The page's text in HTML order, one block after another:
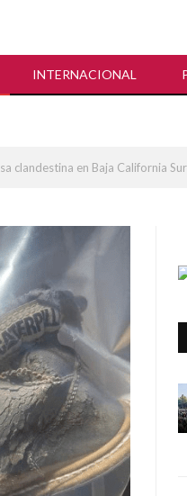
INTERNACIONAL
clandestina en Baja California Sur